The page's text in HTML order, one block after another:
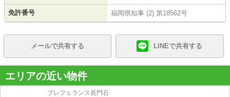
免許番号 福岡県知事 (2) 第18562号
メールで共有する LINEで共有する
エリアの近い物件
プレフェランス長門石